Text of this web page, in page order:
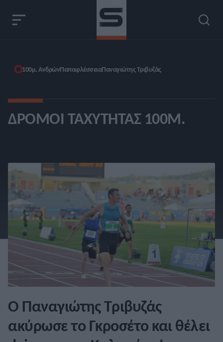
100μ. ΑνδρώνΠαπαφλέσσειαΠαναγιώτης Τριβυζάς
ΔΡΌΜΟΙ ΤΑΧΎΤΗΤΑΣ 100Μ.
Ο Παναγιώτης Τριβυζάς
ακύρωσε το Γκροσέτο και θέλει